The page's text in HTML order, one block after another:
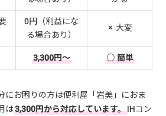
0円（利益にな
る場合あり）
× 大変
3,300円～ ○ 簡単
にお困りの方は便利屋「岩美」におま
は3,300円から対応しています。IHコン